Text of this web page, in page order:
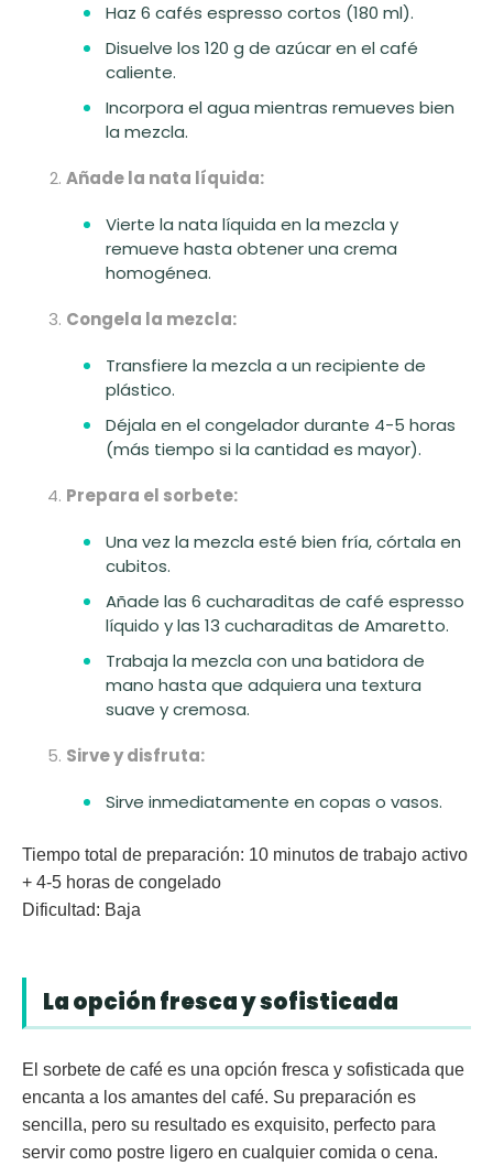
Haz 6 cafés espresso cortos (180 ml).
Disuelve los 120 g de azúcar en el café
caliente.
Incorpora el agua mientras remueves bien
la mezcla.
Añade la nata líquida:
Vierte la nata líquida en la mezcla y
remueve hasta obtener una crema
homogénea.
Congela la mezcla:
Transfiere la mezcla a un recipiente de
plástico.
Déjala en el congelador durante 4-5 horas
(más tiempo si la cantidad es mayor).
Prepara el sorbete:
Una vez la mezcla esté bien fría, córtala en
cubitos.
Añade las 6 cucharaditas de café espresso
líquido y las 13 cucharaditas de Amaretto.
Trabaja la mezcla con una batidora de
mano hasta que adquiera una textura
suave y cremosa.
Sirve y disfruta:
Sirve inmediatamente en copas o vasos.
Tiempo total de preparación: 10 minutos de trabajo activo
+ 4-5 horas de congelado
Dificultad: Baja
La opción fresca y sofisticada
El sorbete de café es una opción fresca y sofisticada que
encanta a los amantes del café. Su preparación es
sencilla, pero su resultado es exquisito, perfecto para
servir como postre ligero en cualquier comida o cena.